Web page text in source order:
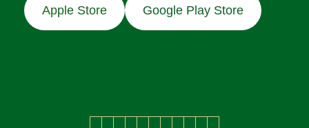
Apple Store Google Play Store